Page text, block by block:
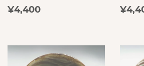
定
¥4,400 定